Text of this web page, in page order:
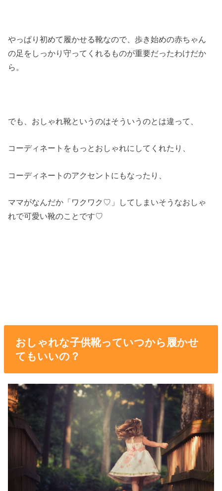
やっぱり初めて履かせる靴なので、歩き始めの赤ちゃん
の足をしっかり守ってくれるものが重要だったわけだか
ら。
でも、おしゃれ靴というのはそういうのとは違って、
コーディネートをもっとおしゃれにしてくれたり、
コーディネートのアクセントにもなったり、
ママがなんだか「ワクワク♡」してしまいそうなおしゃ
れで可愛い靴のことです♡
おしゃれな子供靴っていつから履かせ
てもいいの？